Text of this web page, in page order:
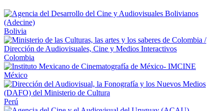
Bolivia
Colombia
México
Perú